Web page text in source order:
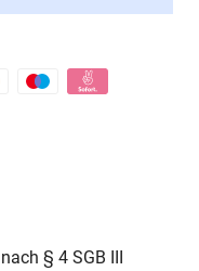
§ 4 SGB III